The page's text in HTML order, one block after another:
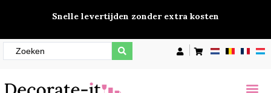
Snelle levertijden zonder extra kosten